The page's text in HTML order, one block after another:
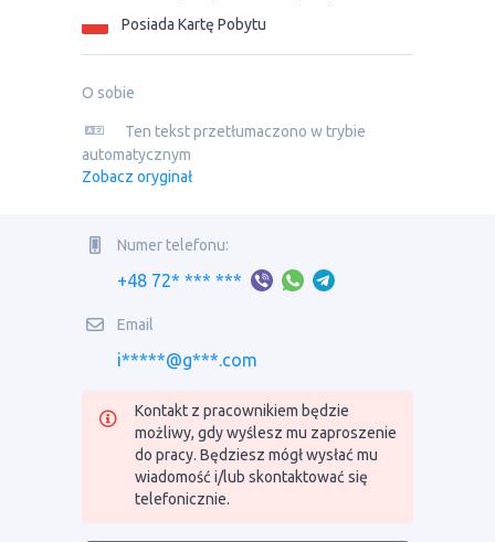
Posiada Kartę Pobytu
O sobie
Ten tekst przetłumaczono w trybie
automatycznym
Zobacz oryginał
Numer telefonu:
+48 72* *** ***
Email
i*****@g***.com
Kontakt z pracownikiem będzie
możliwy, gdy wyślesz mu zaproszenie
do pracy. Będziesz mógł wysłać mu
wiadomość i/lub skontaktować się
telefonicznie.